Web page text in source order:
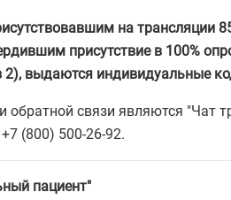
на трансляции
присутствие в 100%
2), выдаются индивидуальные
обратной связи являются "Чат
(800) 500-26-92.
пациент"